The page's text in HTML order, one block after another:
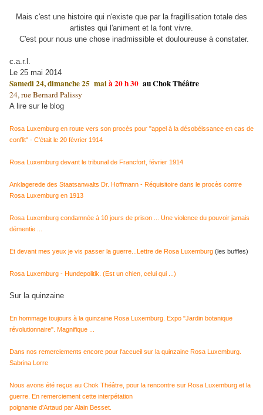
Mais c'est une histoire qui n'existe que par la fragillisation totale des
artistes qui l'animent et la font vivre.
C'est pour nous une chose inadmissible et douloureuse à constater.
c.a.r.l.
Le 25 mai 2014
Samedi 24, dimanche 25 maià 20 h 30 au Chok Théâtre
24, rue Bernard Palissy
A lire sur le blog
Rosa Luxemburg en route vers son procès pour "appel à la désobéissance en cas de
conflit" - C'était le 20 février 1914
Rosa Luxemburg devant le tribunal de Francfort, février 1914
Anklagerede des Staatsanwalts Dr. Hoffmann - Réquisitoire dans le procès contre
Rosa Luxemburg en 1913
Rosa Luxemburg condamnée à 10 jours de prison ... Une violence du pouvoir jamais
démentie ...
Et devant mes yeux je vis passer la guerre...Lettre de Rosa Luxemburg (les buffles)
Rosa Luxemburg - Hundepolitik. (Est un chien, celui qui ...)
Sur la quinzaine
En hommage toujours à la quinzaine Rosa Luxemburg. Expo "Jardin botanique
révolutionnaire". Magnifique ...
Dans nos remerciements encore pour l'accueil sur la quinzaine Rosa Luxemburg.
Sabrina Lorre
Nous avons été reçus au Chok Théâtre, pour la rencontre sur Rosa Luxemburg et la
guerre. En remerciement cette interpétation
poignante d'Artaud par Alain Besset.